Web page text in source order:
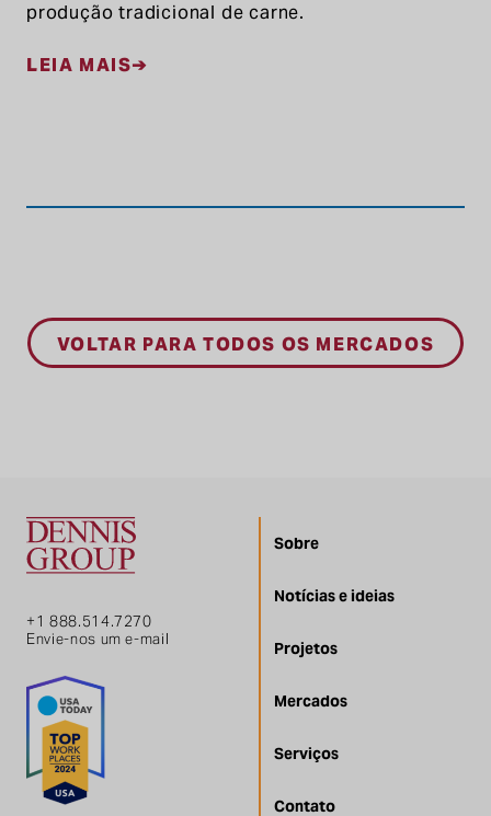
produção tradicional de carne.
LEIA MAIS
VOLTAR PARA TODOS OS MERCADOS
+1 888.514.7270
Envie-nos um e-mail
Sobre
Notícias e ideias
Projetos
Mercados
Serviços
Contato